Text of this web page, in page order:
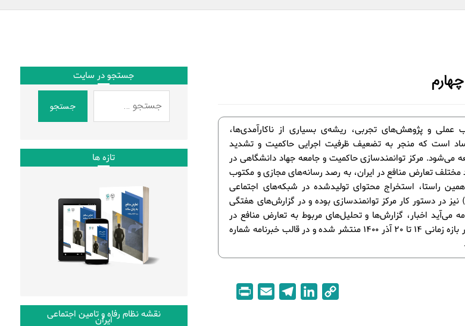
عملی و پژوهش‌های تجربی، ریشه‌ی بسیاری از ناکارآمدی‌ها،
است که منجر به تضعیف ظرفیت اجرایی حاکمیت و تشدید
می‌شود. مرکز توانمندسازی حاکمیت و جامعه جهاد دانشگاهی در
تعارض منافع در ایران، به رصد رسانه‌های مجازی و مکتوب
راستا، استخراج محتوای تولیدشده در شبکه‌های اجتماعی
نیز در دستور کار مرکز توانمندسازی بوده و در گزارش‌های هفتگی
می‌آید اخبار، گزارش‌ها و تحلیل‌های مربوط به تعارض منافع در
رسانه‌های عمومی است که در بازه زمانی 14 تا 20 آذر 1400 منتشر شده و در قالب خبرنامه شماره
جستجو در سایت
جستجو
تازه ها
نقشه نظام رفاه و تامین اجتماعی
ایران